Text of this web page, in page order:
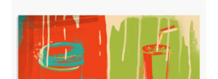
peuvent
choisies
sur